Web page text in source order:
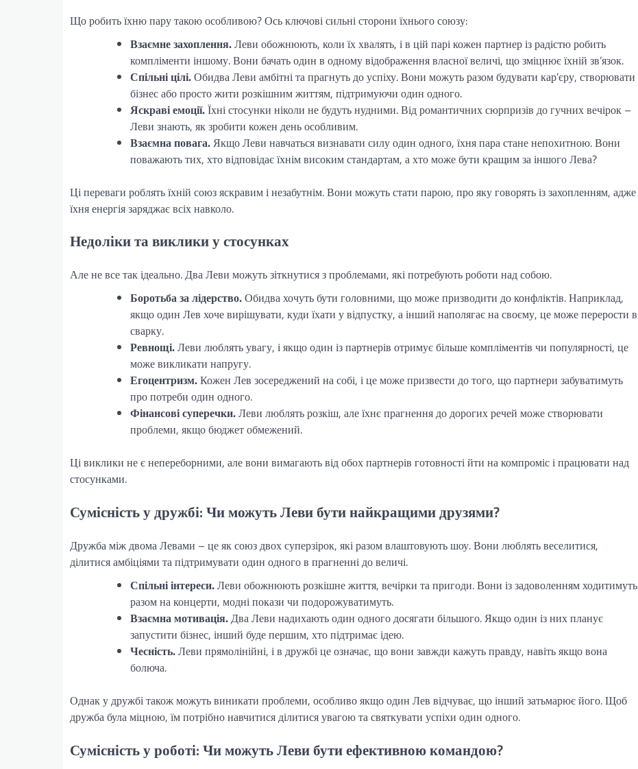
Що робить їхню пару такою особливою? Ось ключові сильні сторони їхнього союзу:
Взаємне захоплення.Леви обожнюють, коли їх хвалять, і в цій парі кожен партнер із радістю робить
компліменти іншому. Вони бачать один в одному відображення власної величі, що зміцнює їхній зв’язок.
Спільні цілі.Обидва Леви амбітні та прагнуть до успіху. Вони можуть разом будувати кар’єру, створювати
бізнес або просто жити розкішним життям, підтримуючи один одного.
Яскраві емоції.Їхні стосунки ніколи не будуть нудними. Від романтичних сюрпризів до гучних вечірок –
Леви знають, як зробити кожен день особливим.
Взаємна повага.Якщо Леви навчаться визнавати силу один одного, їхня пара стане непохитною. Вони
поважають тих, хто відповідає їхнім високим стандартам, а хто може бути кращим за іншого Лева?
Ці переваги роблять їхній союз яскравим і незабутнім. Вони можуть стати парою, про яку говорять із захопленням, адже
їхня енергія заряджає всіх навколо.
Недоліки та виклики у стосунках
Але не все так ідеально. Два Леви можуть зіткнутися з проблемами, які потребують роботи над собою.
Боротьба за лідерство.Обидва хочуть бути головними, що може призводити до конфліктів. Наприклад,
якщо один Лев хоче вирішувати, куди їхати у відпустку, а інший наполягає на своєму, це може перерости в
сварку.
Ревнощі.Леви люблять увагу, і якщо один із партнерів отримує більше компліментів чи популярності, це
може викликати напругу.
Егоцентризм.Кожен Лев зосереджений на собі, і це може призвести до того, що партнери забуватимуть
про потреби один одного.
Фінансові суперечки.Леви люблять розкіш, але їхнє прагнення до дорогих речей може створювати
проблеми, якщо бюджет обмежений.
Ці виклики не є непереборними, але вони вимагають від обох партнерів готовності йти на компроміс і працювати над
стосунками.
Сумісність у дружбі: Чи можуть Леви бути найкращими друзями?
Дружба між двома Левами – це як союз двох суперзірок, які разом влаштовують шоу. Вони люблять веселитися,
ділитися амбіціями та підтримувати один одного в прагненні до величі.
Спільні інтереси.Леви обожнюють розкішне життя, вечірки та пригоди. Вони із задоволенням ходитимуть
разом на концерти, модні покази чи подорожуватимуть.
Взаємна мотивація.Два Леви надихають один одного досягати більшого. Якщо один із них планує
запустити бізнес, інший буде першим, хто підтримає ідею.
Чесність.Леви прямолінійні, і в дружбі це означає, що вони завжди кажуть правду, навіть якщо вона
болюча.
Однак у дружбі також можуть виникати проблеми, особливо якщо один Лев відчуває, що інший затьмарює його. Щоб
дружба була міцною, їм потрібно навчитися ділитися увагою та святкувати успіхи один одного.
Сумісність у роботі: Чи можуть Леви бути ефективною командою?